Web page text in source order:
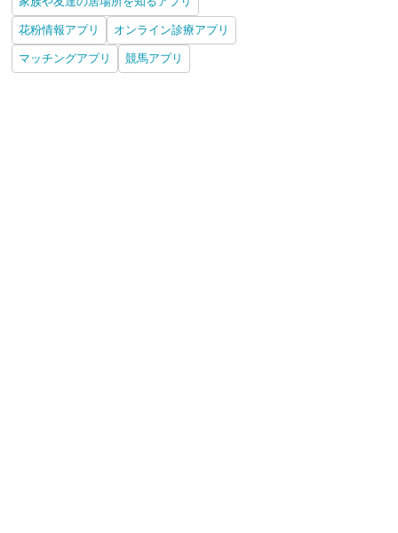
花粉情報アプリ オンライン診療アプリ
マッチングアプリ 競馬アプリ